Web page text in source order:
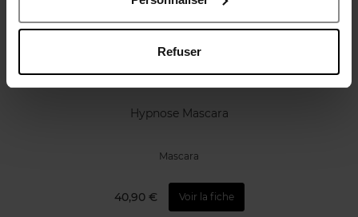
Refuser
Hypnose Mascara
Mascara
40,90 € Voir la fiche